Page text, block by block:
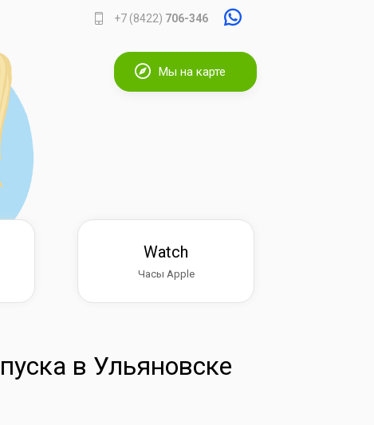
+7 (8422) 706-346
Мы на карте
Watch
Часы Apple
в Ульяновске